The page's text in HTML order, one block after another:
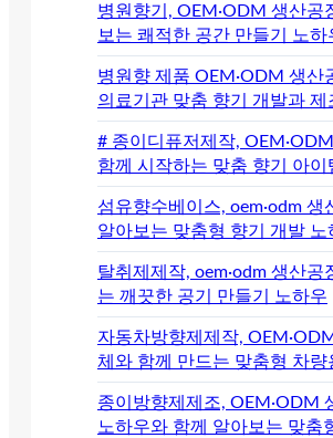
병원향기, OEM·ODM 생산공
보는 쾌적한 공간 만들기 노하
병원향 제품 OEM·ODM 생산
의료기관 맞춤 향기 개발과 제
# 종이디퓨저제작,
함께 시작하는 맞춤 향기 아이
섬유향수베이스, oem·odm 생
알아보는 맞춤형 향기 개발 노
탈취제제작, oem·odm 생산공
는 깨끗한 공기 만들기 노하우
자동차방향제제작,
체와 함께 만드는 맞춤형 차량
종이방향제제조, OEM·ODM
노하우와 함께 알아보는 맞춤